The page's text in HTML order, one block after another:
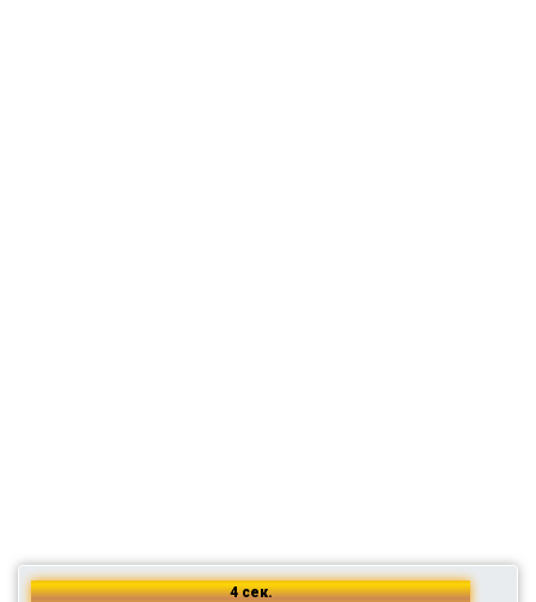
4 сек.